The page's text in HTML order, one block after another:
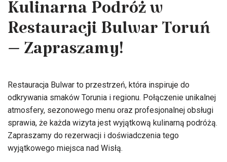
Kulinarna Podróż w
Restauracji Bulwar Toruń
– Zapraszamy!
Restauracja Bulwar to przestrzeń, która inspiruje do
odkrywania smaków Torunia i regionu. Połączenie unikalnej
atmosfery, sezonowego menu oraz profesjonalnej obsługi
sprawia, że każda wizyta jest wyjątkową kulinarną podróżą.
Zapraszamy do rezerwacji i doświadczenia tego
wyjątkowego miejsca nad Wisłą.